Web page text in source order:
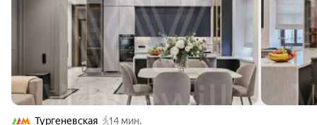
Тургеневская
14 мин.